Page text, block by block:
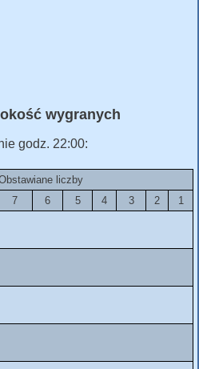
wygranych
godz. 22:00:
liczby
7 6 5 4 3 2 1